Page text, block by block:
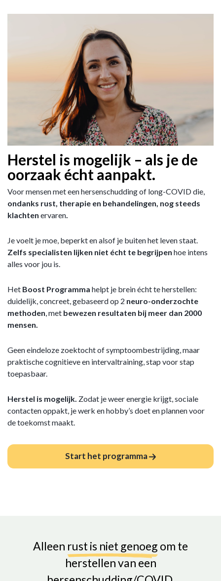
Herstel is mogelijk – als je de
oorzaak écht aanpakt.
Voor mensen met een hersenschudding of long-COVID die,
ondanks rust, therapie en behandelingen, nog steeds
klachten ervaren.
Je voelt je moe, beperkt en alsof je buiten het leven staat.
Zelfs specialisten lijken niet écht te begrijpen hoe intens
alles voor jou is.
Het Boost Programma helpt je brein écht te herstellen:
duidelijk, concreet, gebaseerd op 2 neuro-onderzochte
methoden, met bewezen resultaten bij meer dan 2000
mensen.
Geen eindeloze zoektocht of symptoombestrijding, maar
praktische cognitieve en intervaltraining, stap voor stap
toepasbaar.
Herstel is mogelijk. Zodat je weer energie krijgt, sociale
contacten oppakt, je werk en hobby’s doet en plannen voor
de toekomst maakt.
Start het programma
Alleen rust is niet genoeg om te
herstellen van een